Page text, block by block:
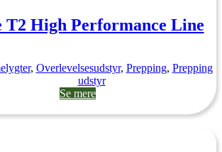
T2 High Performance Line
, Overlevelsesudstyr, Prepping, Prepping
udstyr
Se mere